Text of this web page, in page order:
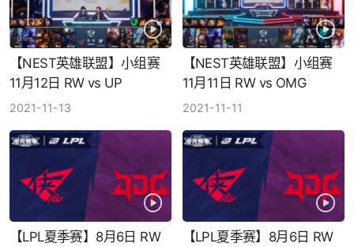
【NEST英雄联盟】小组赛
11月12日 RW vs UP
2021-11-13
【NEST英雄联盟】小组赛
11月11日 RW vs OMG
2021-11-11
【LPL夏季赛】8月6日 RW
【LPL夏季赛】8月6日 RW